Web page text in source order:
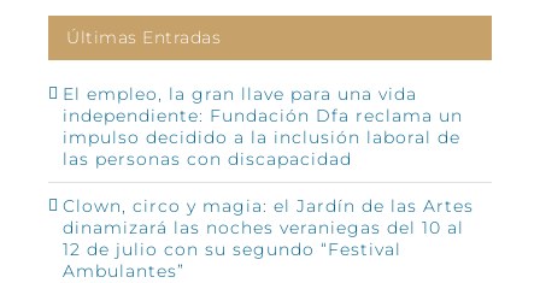
Últimas Entradas
El empleo, la gran llave para una vida
independiente: Fundación Dfa reclama un
impulso decidido a la inclusión laboral de
las personas con discapacidad
Clown, circo y magia: el Jardín de las Artes
dinamizará las noches veraniegas del 10 al
12 de julio con su segundo “Festival
Ambulantes”